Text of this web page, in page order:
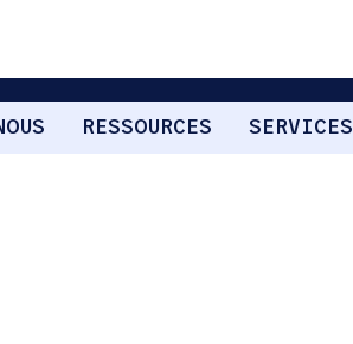
RESSOURCES SERVICES